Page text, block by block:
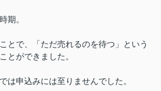
期。
とで、「ただ売れるのを待つ」という
とができました。
は申込みには至りませんでした。